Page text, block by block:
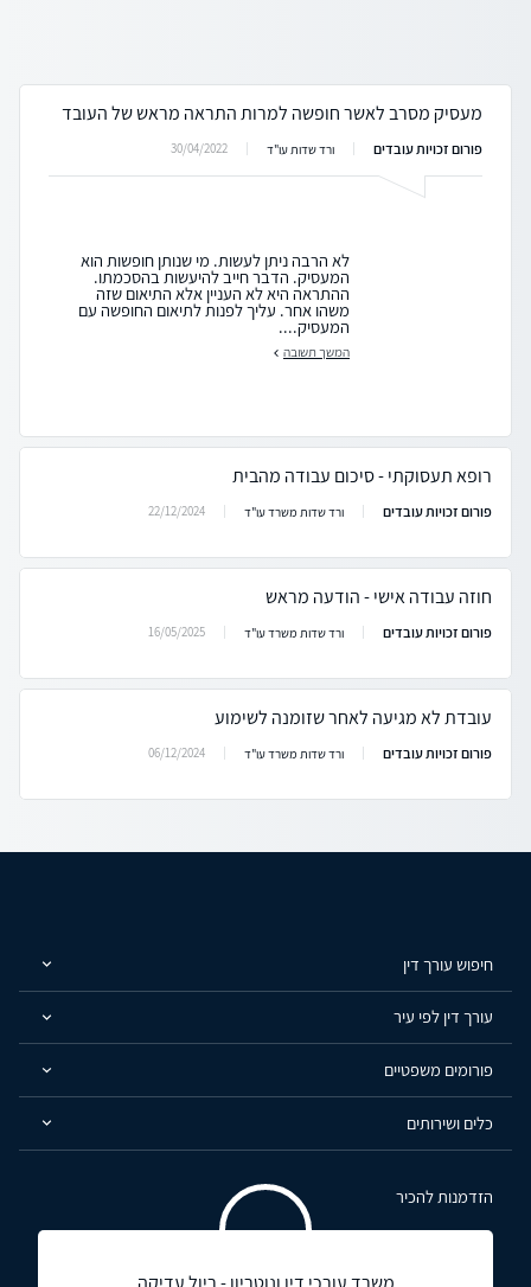
מעסיק מסרב לאשר חופשה למרות התראה מראש של העובד
פורום זכויות עובדים ורד שדות עו"ד 30/04/2022
לא הרבה ניתן לעשות. מי שנותן חופשות הוא
המעסיק. הדבר חייב להיעשות בהסכמתו.
ההתראה היא לא העניין אלא התיאום שזה
משהו אחר. עליך לפנות לתיאום החופשה עם
המעסיק....
המשך תשובה
רופא תעסוקתי - סיכום עבודה מהבית
פורום זכויות עובדים ורד שדות משרד עו"ד 22/12/2024
חוזה עבודה אישי - הודעה מראש
פורום זכויות עובדים ורד שדות משרד עו"ד 16/05/2025
עובדת לא מגיעה לאחר שזומנה לשימוע
פורום זכויות עובדים ורד שדות משרד עו"ד 06/12/2024
חיפוש עורך דין
עורך דין לפי עיר
פורומים משפטיים
כלים ושירותים
הזדמנות להכיר